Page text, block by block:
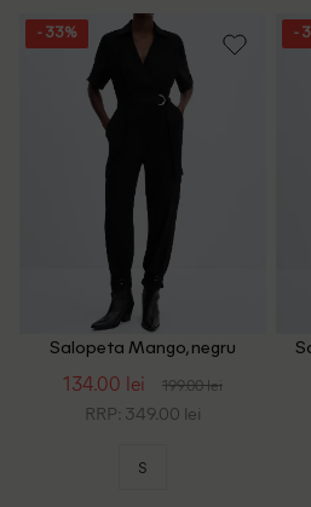
- 33%
Salopeta Mango, negru
134.00 lei 199.00 lei
RRP: 349.00 lei
S
-